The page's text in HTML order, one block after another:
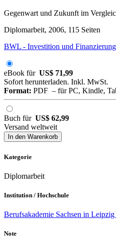
Gegenwart und Zukunft im
Diplomarbeit, 2006, 115 Seiten
BWL - Investition und Finanzierung
eBook für US$ 71,99
Sofort herunterladen. Inkl. MwSt.
Format: PDF – für PC, Kindle,
Buch für US$ 62,99
Versand weltweit
In den Warenkorb
Kategorie
Diplomarbeit
Institution / Hochschule
Berufsakademie Sachsen in
Note